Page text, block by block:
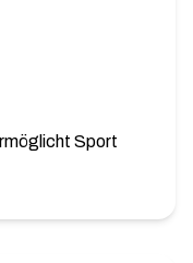
Sport